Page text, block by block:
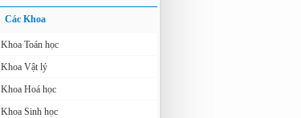
Các Khoa
Khoa Toán học
Khoa Vật lý
Khoa Hoá học
Khoa Sinh học